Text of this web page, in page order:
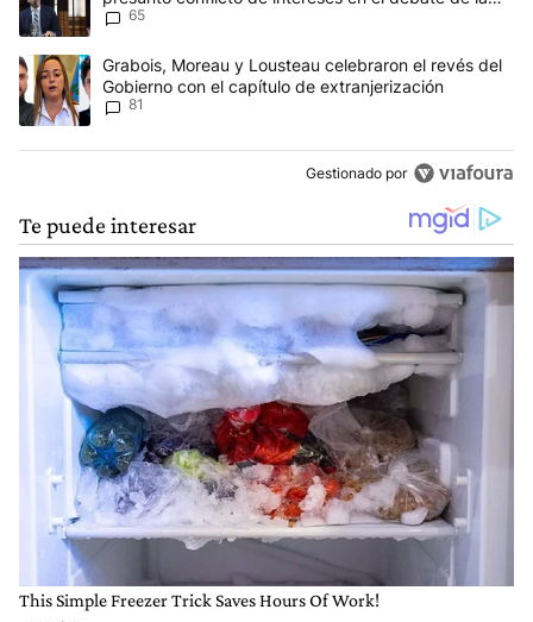
Ley de Tierras
65
Un artículo de tendencia con el título "Grabois, Moreau y
Grabois, Moreau y Lousteau celebraron el revés del
Gobierno con el capítulo de extranjerización
81
Gestionado por